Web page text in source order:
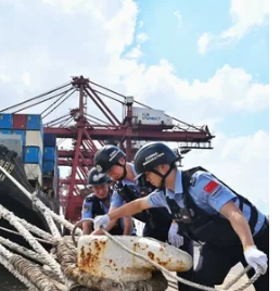
Việt Nam
Lan vẫn
2026 ngày